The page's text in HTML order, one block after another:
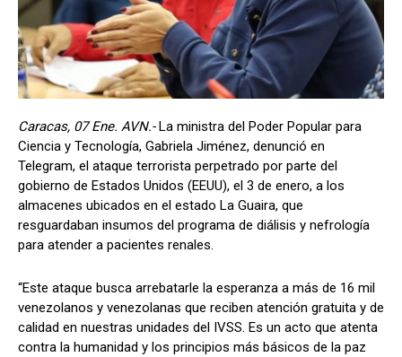
Caracas, 07 Ene. AVN.-La ministra del Poder Popular para
Ciencia y Tecnología, Gabriela Jiménez, denunció en
Telegram, el ataque terrorista perpetrado por parte del
gobierno de Estados Unidos (EEUU), el 3 de enero, a los
almacenes ubicados en el estado La Guaira, que
resguardaban insumos del programa de diálisis y nefrología
para atender a pacientes renales.
“Este ataque busca arrebatarle la esperanza a más de 16 mil
venezolanos y venezolanas que reciben atención gratuita y de
calidad en nuestras unidades del IVSS. Es un acto que atenta
contra la humanidad y los principios más básicos de la paz